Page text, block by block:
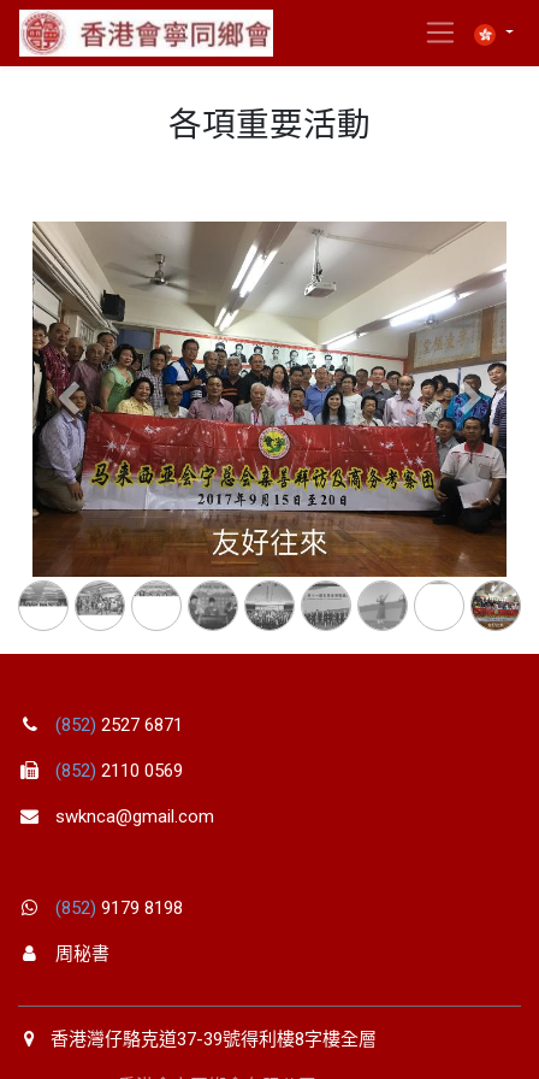
各項重要活動
Previous Next
(852)2527 6871
(852)2110 0569
swknca@gmail.com
(852)9179 8198
周秘書
香港灣仔駱克道37-39號得利樓8字樓全層